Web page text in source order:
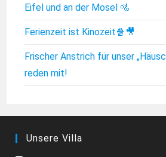
Eifel und an der Mosel 🚵
Ferienzeit ist Kinozeit🍿🎥
Frischer Anstrich für unser
reden mit!
Unsere Villa